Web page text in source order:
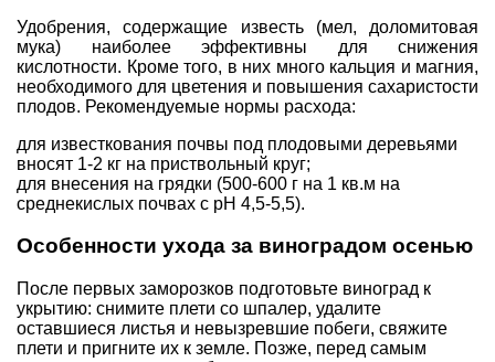
Удобрения, содержащие известь (мел, доломитовая
мука) наиболее эффективны для снижения
кислотности. Кроме того, в них много кальция и магния,
необходимого для цветения и повышения сахаристости
плодов. Рекомендуемые нормы расхода:
для известкования почвы под плодовыми деревьями
вносят 1-2 кг на приствольный круг;
для внесения на грядки (500-600 г на 1 кв.м на
среднекислых почвах с рН 4,5-5,5).
Особенности ухода за виноградом осенью
После первых заморозков подготовьте виноград к
укрытию: снимите плети со шпалер, удалите
оставшиеся листья и невызревшие побеги, свяжите
плети и пригните их к земле. Позже, перед самым